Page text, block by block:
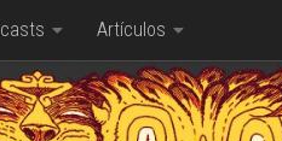
Artículos